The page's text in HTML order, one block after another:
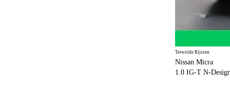
Terwolde Rijssen
Nissan Micra
1.0 IG-T N-